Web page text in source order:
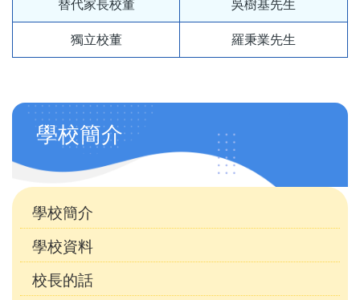
替代家長校董 吳樹基先生
獨立校董 羅秉業先生
Main
navigation
(自
訂)
學校簡介
學校簡介
學校資料
校長的話